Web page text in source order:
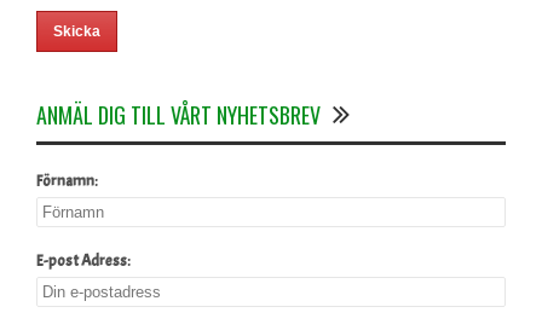
ANMÄL DIG TILL VÅRT NYHETSBREV
Förnamn:
E-post Adress: